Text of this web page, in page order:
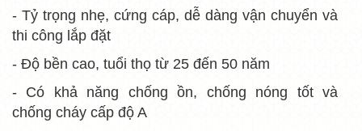
- Tỷ trọng nhẹ, cứng cáp, dễ dàng vận chuyển và
thi công lắp đặt
- Độ bền cao, tuổi thọ từ 25 đến 50 năm
- Có khả năng chống ồn, chống nóng tốt và
chống cháy cấp độ A